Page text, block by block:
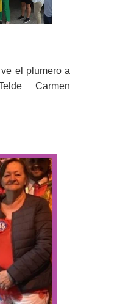
el plumero a
Carmen